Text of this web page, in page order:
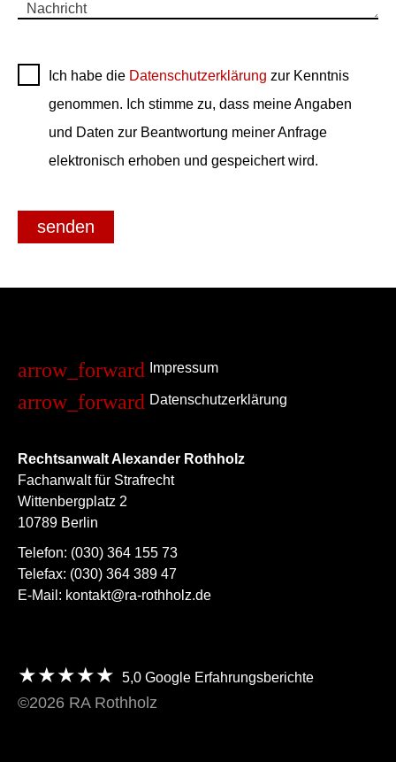
Nachricht
Ich habe die Datenschutzerklärung zur Kenntnis
genommen. Ich stimme zu, dass meine Angaben
und Daten zur Beantwortung meiner Anfrage
elektronisch erhoben und gespeichert wird.
senden
Rechtsanwalt Alexander Rothholz
Fachanwalt für Strafrecht
Wittenbergplatz 2
10789 Berlin
Telefon: (030) 364 155 73
Telefax: (030) 364 389 47
E-Mail: kontakt@ra-rothholz.de
Impressum
Datenschutzerklärung
★★★★★ 5,0 Google Erfahrungsberichte
©2026 RA Rothholz